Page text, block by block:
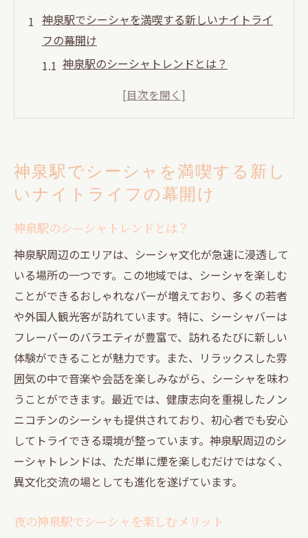
神泉駅でシーシャを満喫する新しいナイトライ
フの幕開け
神泉駅のシーシャトレンドとは？
夜の神泉駅でシーシャを楽しむメリット
神泉駅でシーシャを楽しむための基礎知識
シーシャを通じて新しい出会いを見つける
シーシャを楽しむ神泉駅の夜異国情緒に浸れる
神泉駅のシーシャバーの魅力的なインテリ
ア
異国情緒あふれる神泉駅のシーシャ体験
神泉駅のシーシャ文化の背景に触れる
シーシャを楽しむ神泉駅のおすすめスポッ
ト
神泉駅で異文化を体感するシーシャの楽し
み方
異国情緒と共に味わうシーシャの豊かなフ
レーバー
神泉駅のシーシャバーで広がるリラックスと交
流の夜
神泉駅でシーシャを満喫する新し
いナイトライフの幕開け
神泉駅のシーシャトレンドとは？
神泉駅周辺のエリアは、シーシャ文化が急速に浸透して
いる場所の一つです。この地域では、シーシャを楽しむ
ことができるおしゃれなバーが増えており、多くの若者
や外国人観光客が訪れています。特に、シーシャバーは
フレーバーのバラエティが豊富で、訪れるたびに新しい
体験ができることが魅力です。また、リラックスした雰
囲気の中で音楽や会話を楽しみながら、シーシャを味わ
うことができます。最近では、健康志向を重視したノン
ニコチンのシーシャも提供されており、初心者でも安心
してトライできる環境が整っています。神泉駅周辺のシ
ーシャトレンドは、ただ単に煙を楽しむだけではなく、
異文化交流の場としても進化を遂げています。
夜の神泉駅でシーシャを楽しむメリット